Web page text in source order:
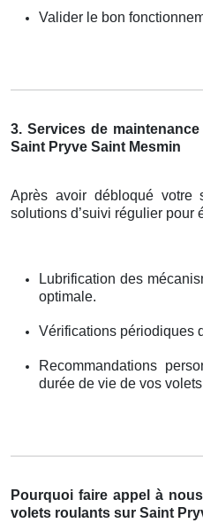
Valider le bon
3. Services de
Saint Pryve Saint Mesmin
Après avoir débloqué votre
solutions d’suivi régulier pour
Lubrification des
optimale.
Vérifications périodiques
Recommandations
durée de vie de vos
Pourquoi faire appel à
volets roulants sur Saint